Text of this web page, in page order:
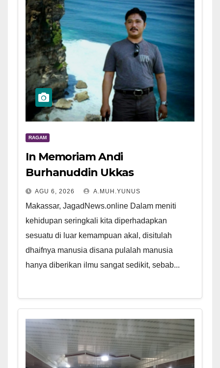
RAGAM
In Memoriam Andi
Burhanuddin Ukkas
AGU 6, 2026 A.MUH.YUNUS
Makassar, JagadNews.online Dalam meniti
kehidupan seringkali kita diperhadapkan
sesuatu di luar kemampuan akal, disitulah
dhaifnya manusia disana pulalah manusia
hanya diberikan ilmu sangat sedikit, sebab...